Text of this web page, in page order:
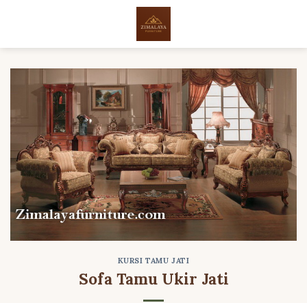
KURSI TAMU JATI
Sofa Tamu Ukir Jati